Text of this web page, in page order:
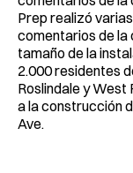
Prep realizó
comentarios de la
tamaño de la
2.000 residentes
Roslindale y West
a la construcción
Ave.